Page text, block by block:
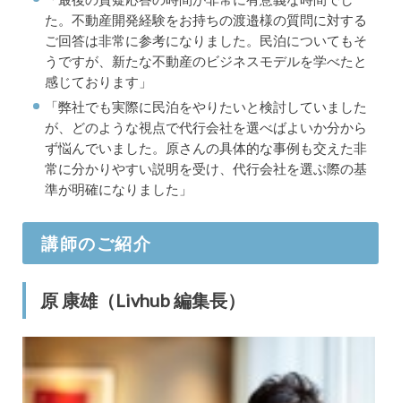
た。不動産開発経験をお持ちの渡邉様の質問に対する
ご回答は非常に参考になりました。民泊についてもそ
うですが、新たな不動産のビジネスモデルを学べたと
感じております」
「弊社でも実際に民泊をやりたいと検討していました
が、どのような視点で代行会社を選べばよいか分から
ず悩んでいました。原さんの具体的な事例も交えた非
常に分かりやすい説明を受け、代行会社を選ぶ際の基
準が明確になりました」
講師のご紹介
原 康雄（Livhub 編集長）